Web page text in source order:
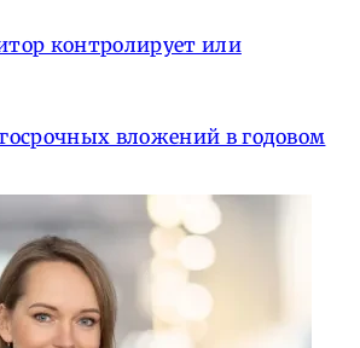
контролирует или
вложений в годовом